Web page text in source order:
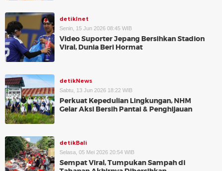
detikInet
Senin, 15 Jun 2026 08:45 WIB
Video Suporter Jepang Bersihkan Stadion
Viral, Dunia Beri Hormat
detikNews
Sabtu, 13 Jun 2026 18:22 WIB
Perkuat Kepedulian Lingkungan, NHM
Gelar Aksi Bersih Pantai & Penghijauan
detikBali
Selasa, 05 Mei 2026 20:54 WIB
Sempat Viral, Tumpukan Sampah di